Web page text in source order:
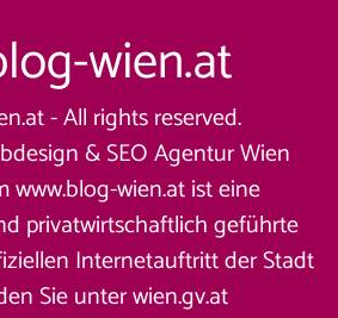
- All rights reserved.
&SEO Agentur Wien
www.blog-wien.at ist eine
privatwirtschaftlich geführte
Internetauftritt der Stadt
Sie unterwien.gv.at